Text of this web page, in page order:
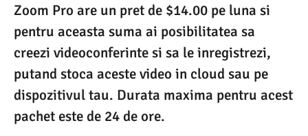
Zoom Pro are un pret de $14.00 pe luna si
pentru aceasta suma ai posibilitatea sa
creezi videoconferinte si sa le inregistrezi,
putand stoca aceste video in cloud sau pe
dispozitivul tau. Durata maxima pentru acest
pachet este de 24 de ore.